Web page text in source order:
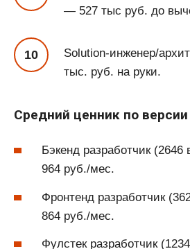
— 527 тыс руб. до
Solution-инженер/
тыс. руб. на руки.
Средний ценник по
Бэкенд разработчик
964 руб./мес.
Фронтенд разработчик
864 руб./мес.
Фулстек разработчик